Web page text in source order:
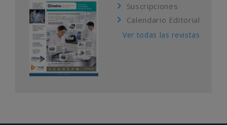
Suscripciones
Calendario Editorial
Ver todas las revistas